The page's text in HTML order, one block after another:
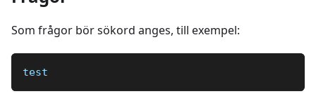
Som frågor bör sökord anges, till exempel:
test